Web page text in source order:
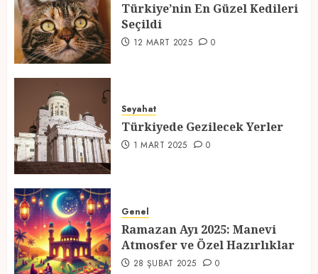
3
12 MART 2025 0
4
1 MART 2025
5
Atmosfer ve Özel Hazırlıklar
28 ŞUBAT 2025 0
Türkiye’nin En Güzel Kedileri
Seçildi
12 MART 2025 0
Seyahat
Türkiyede Gezilecek Yerler
1 MART 2025 0
Genel
Ramazan Ayı 2025: Manevi
Atmosfer ve Özel Hazırlıklar
28 ŞUBAT 2025 0